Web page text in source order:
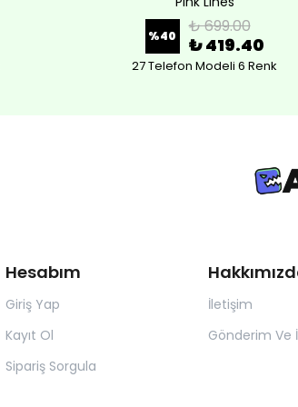
%40 ₺ 699.00
₺ 419.40
27 Telefon Modeli 6 Renk
Hesabım
Giriş Yap
Kayıt Ol
Sipariş Sorgula
İletişim
Gönderim Ve